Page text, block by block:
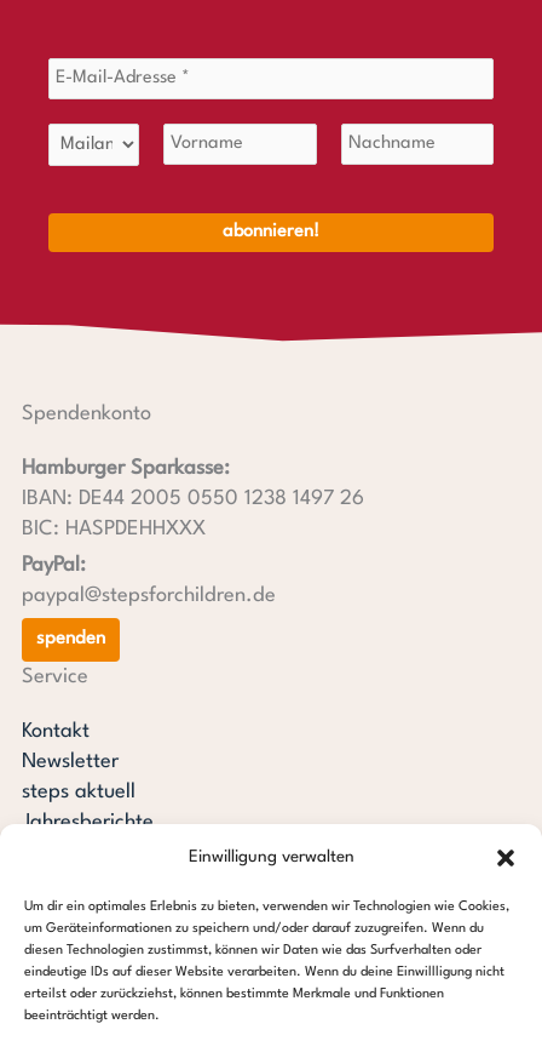
Einwilligung verwalten
Um dir ein optimales Erlebnis zu bieten, verwenden wir Technologien wie Cookies,
um Geräteinformationen zu speichern und/oder darauf zuzugreifen. Wenn du
diesen Technologien zustimmst, können wir Daten wie das Surfverhalten oder
eindeutige IDs auf dieser Website verarbeiten. Wenn du deine Einwillligung nicht
erteilst oder zurückziehst, können bestimmte Merkmale und Funktionen
beeinträchtigt werden.
Spendenkonto
Hamburger Sparkasse:
IBAN: DE44 2005 0550 1238 1497 26
BIC: HASPDEHHXXX
PayPal:
paypal@stepsforchildren.de
spenden
Service
Kontakt
Newsletter
steps aktuell
Jahresberichte
Pressespiegel
Stiftung steps for children
c/o Regus Altona